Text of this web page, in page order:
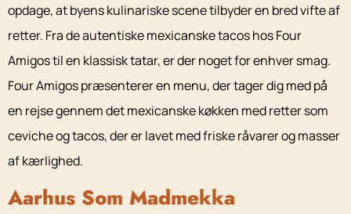
opdage, at byens kulinariske scene tilbyder en bred vifte af
retter. Fra de autentiske mexicanske tacos hos Four
Amigos til en klassisk tatar, er der noget for enhver smag.
Four Amigos præsenterer en menu, der tager dig med på
en rejse gennem det mexicanske køkken med retter som
ceviche og tacos, der er lavet med friske råvarer og masser
af kærlighed.
Aarhus Som Madmekka